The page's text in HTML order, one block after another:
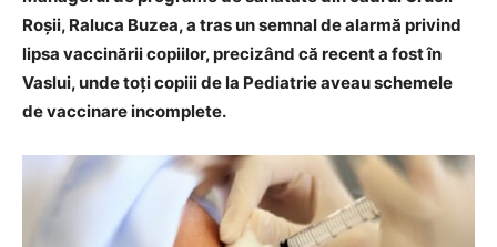
Roşii, Raluca Buzea, a tras un semnal de alarmă privind
lipsa vaccinării copiilor, precizând că recent a fost în
Vaslui, unde toţi copiii de la Pediatrie aveau schemele
de vaccinare incomplete.